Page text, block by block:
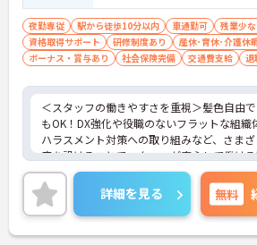
夜勤専従 駅から徒歩10分以内 車通勤可 残業少
資格取得サポート
研修制度あり
産休･育休･介護休
ボーナス・賞与あり
社会保険完備 交通費支給 退
＜スタッフの働きやすさを重視＞髪色自由
もOK！DX強化や役職のないフラットな組織
ハラスメント対策への取り組みなど、さまざ
度を設けることでスタッフが安心して働け
くりに取り組まれています。
＜ライフスタイルに合わせた勤務形態＞夜勤
シフト常勤、日勤専従、夜勤専従といった
な働き方が設定されている法人です。
＜チームで連携しながらのお仕事＞一人ひ
詳細を見る 無料